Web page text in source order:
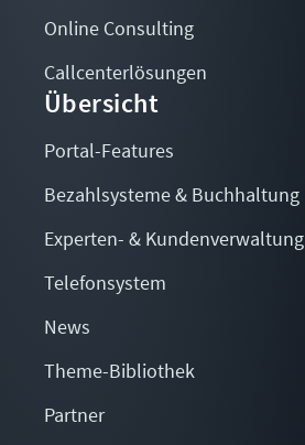
Online Consulting
Callcenterlösungen
Übersicht
Portal-Features
Bezahlsysteme & Buchhaltung
Experten- & Kundenverwaltung
Telefonsystem
News
Theme-Bibliothek
Partner